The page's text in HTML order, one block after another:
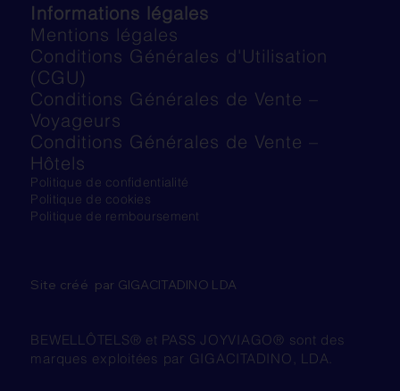
Informations légales
Mentions légales
Conditions Générales d'Utilisation
(CGU)
Conditions Générales de Vente –
Voyageurs
Conditions Générales de Vente –
Hôtels
Politique de confidentialité
Politique de cookies
Politique de remboursement
Site créé par GIGACITADINO LDA
BEWELLÔTELS® et PASS JOYVIAGO® sont des
marques exploitées par GIGACITADINO, LDA.